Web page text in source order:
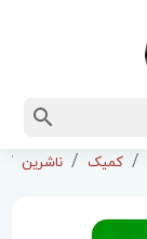
کمیک ناشرین